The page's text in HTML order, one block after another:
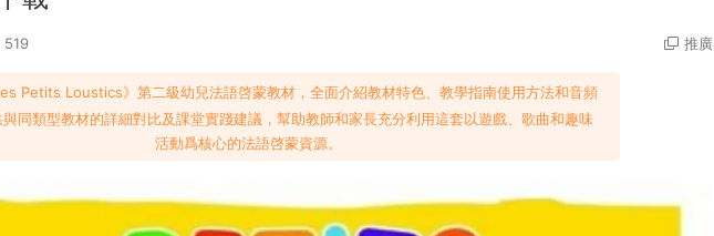
519 推廣
Petits Loustics》第二級幼兒法語啓蒙教材，全面介紹教材特色、教學指南使用方法和音頻
同類型教材的詳細對比及課堂實踐建議，幫助教師和家長充分利用這套以遊戲、歌曲和趣味
活動爲核心的法語啓蒙資源。